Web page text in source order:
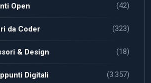
Open (42)
da Coder (323)
& Design (18)
Digitali (3.357)